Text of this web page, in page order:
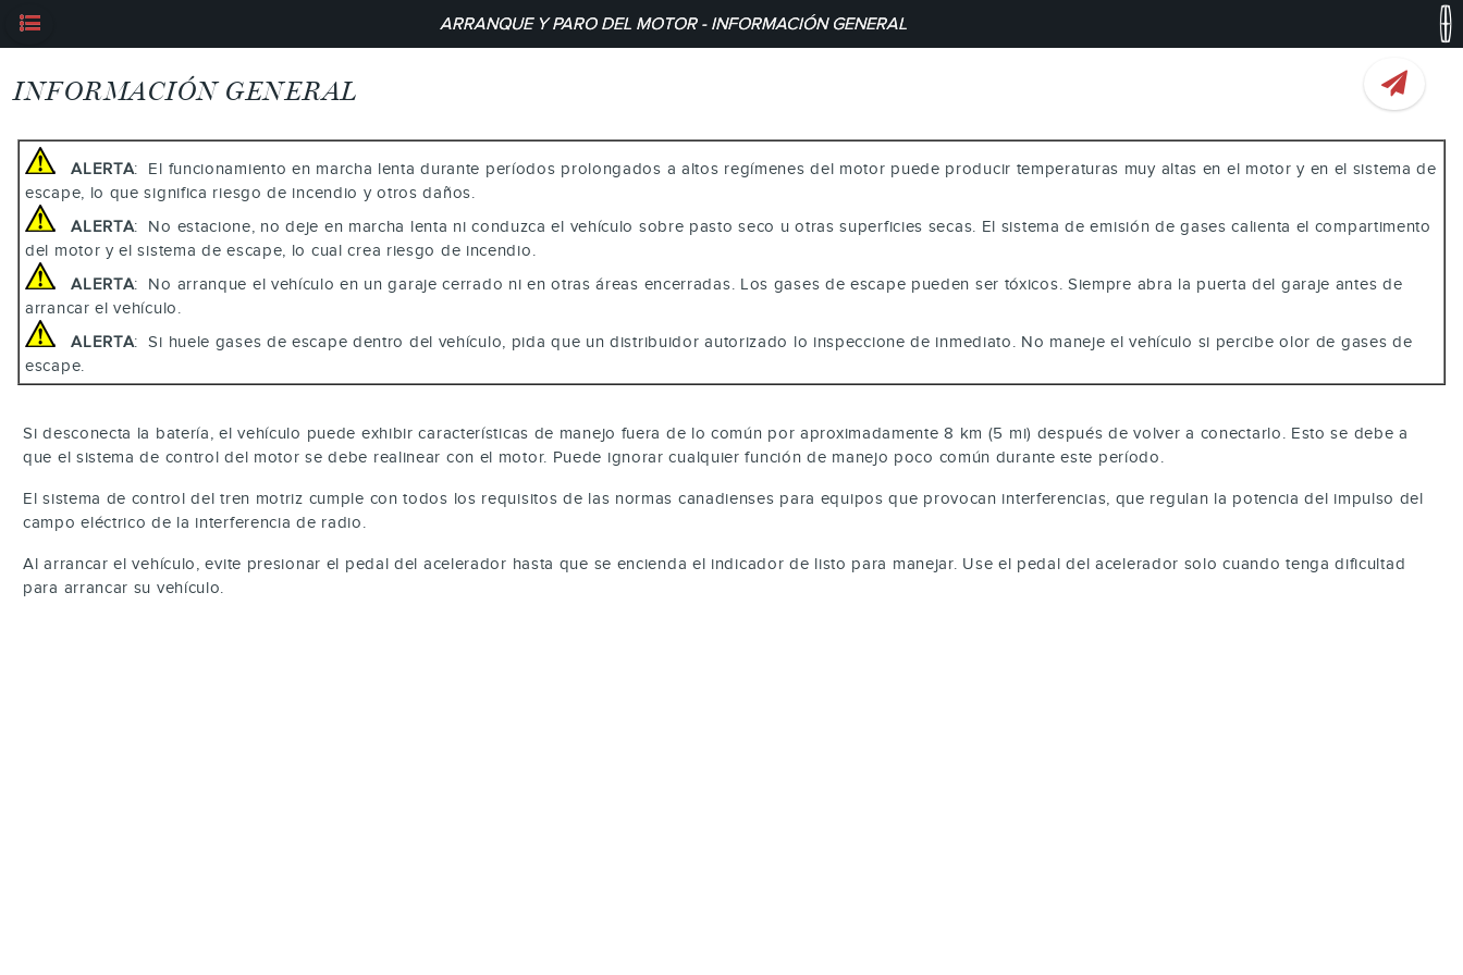
ARRANQUE Y PARO DEL MOTOR - INFORMACIÓN GENERAL
INFORMACIÓN GENERAL
ALERTA: El funcionamiento en marcha lenta durante períodos prolongados a altos regímenes del motor puede producir temperaturas muy altas en el motor y en el sistema de
escape, lo que significa riesgo de incendio y otros daños.
ALERTA: No estacione, no deje en marcha lenta ni conduzca el vehículo sobre pasto seco u otras superficies secas. El sistema de emisión de gases calienta el compartimento
del motor y el sistema de escape, lo cual crea riesgo de incendio.
ALERTA: No arranque el vehículo en un garaje cerrado ni en otras áreas encerradas. Los gases de escape pueden ser tóxicos. Siempre abra la puerta del garaje antes de
arrancar el vehículo.
ALERTA: Si huele gases de escape dentro del vehículo, pida que un distribuidor autorizado lo inspeccione de inmediato. No maneje el vehículo si percibe olor de gases de
escape.
Si desconecta la batería, el vehículo puede exhibir características de manejo fuera de lo común por aproximadamente 8 km (5 mi) después de volver a conectarlo. Esto se debe a
que el sistema de control del motor se debe realinear con el motor. Puede ignorar cualquier función de manejo poco común durante este período.
El sistema de control del tren motriz cumple con todos los requisitos de las normas canadienses para equipos que provocan interferencias, que regulan la potencia del impulso del
campo eléctrico de la interferencia de radio.
Al arrancar el vehículo, evite presionar el pedal del acelerador hasta que se encienda el indicador de listo para manejar. Use el pedal del acelerador solo cuando tenga dificultad
para arrancar su vehículo.